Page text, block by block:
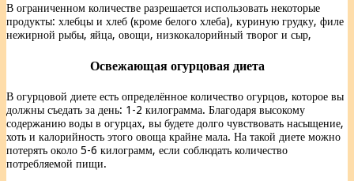
В ограниченном количестве разрешается использовать некоторые
продукты: хлебцы и хлеб (кроме белого хлеба), куриную грудку, филе
нежирной рыбы, яйца, овощи, низкокалорийный творог и сыр,
Освежающая огурцовая диета
В огурцовой диете есть определённое количество огурцов, которое вы
должны съедать за день: 1-2 килограмма. Благодаря высокому
содержанию воды в огурцах, вы будете долго чувствовать насыщение,
хоть и калорийность этого овоща крайне мала. На такой диете можно
потерять около 5-6 килограмм, если соблюдать количество
потребляемой пищи.